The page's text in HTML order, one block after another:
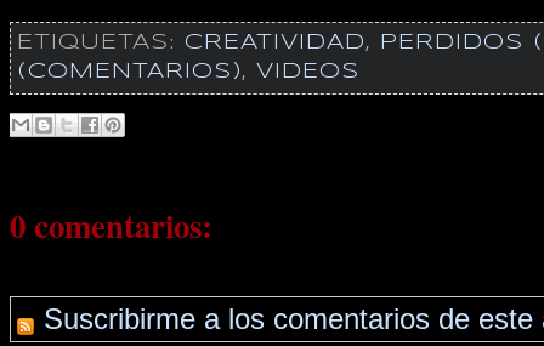
ETIQUETAS: CREATIVIDAD,
PERDIDOS
(COMENTARIOS), VIDEOS
0 comentarios:
Suscribirme a los comentarios de este